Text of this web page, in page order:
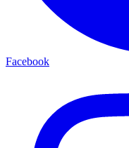
Facebook